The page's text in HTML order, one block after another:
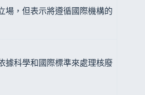
場，但表示將遵循國際機構的
據科學和國際標準來處理核廢